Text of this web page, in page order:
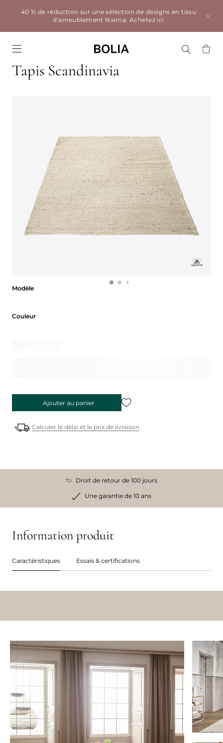
40 % de réduction sur une sélection de designs en tissu
d'ameublement Naima.Achetez ici
Tapis Scandinavia
Modèle
Couleur
Ajouter au panier
Calculer le délai et le prix de livraison
Droit de retour de 100 jours
Une garantie de 10 ans
Information produit
Caractéristiques Essais & certifications